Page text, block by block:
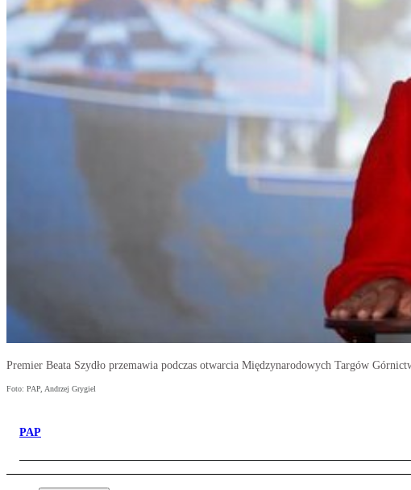
Premier Beata Szydło przemawia podczas otwarcia Międzynarodowych Targów
Foto: PAP, Andrzej Grygiel
PAP